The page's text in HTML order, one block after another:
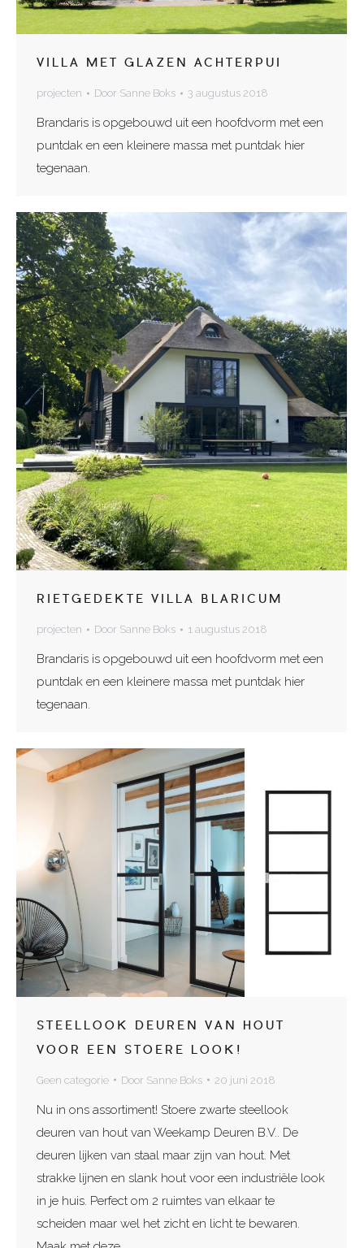
VILLA MET GLAZEN ACHTERPUI
projecten Door Sanne Boks 3 augustus 2018
Brandaris is opgebouwd uit een hoofdvorm met een
puntdak en een kleinere massa met puntdak hier
tegenaan.
RIETGEDEKTE VILLA BLARICUM
projecten Door Sanne Boks 1 augustus 2018
Brandaris is opgebouwd uit een hoofdvorm met een
puntdak en een kleinere massa met puntdak hier
tegenaan.
STEELLOOK DEUREN VAN HOUT
VOOR EEN STOERE LOOK!
Geen categorie Door Sanne Boks 20 juni 2018
Nu in ons assortiment! Stoere zwarte steellook
deuren van hout van Weekamp Deuren B.V.. De
deuren lijken van staal maar zijn van hout. Met
strakke lijnen en slank hout voor een industriële look
in je huis. Perfect om 2 ruimtes van elkaar te
scheiden maar wel het zicht en licht te bewaren.